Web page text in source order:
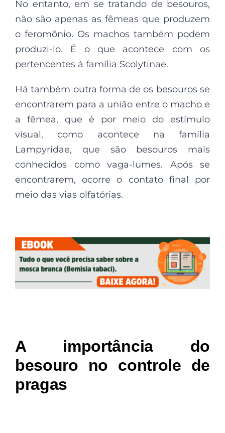
No entanto, em se tratando de besouros,
não são apenas as fêmeas que produzem
o feromônio. Os machos também podem
produzi-lo. É o que acontece com os
pertencentes à família Scolytinae.
Há também outra forma de os besouros se
encontrarem para a união entre o macho e
a fêmea, que é por meio do estímulo
visual, como acontece na família
Lampyridae, que são besouros mais
conhecidos como vaga-lumes. Após se
encontrarem, ocorre o contato final por
meio das vias olfatórias.
A importância do
besouro no controle de
pragas